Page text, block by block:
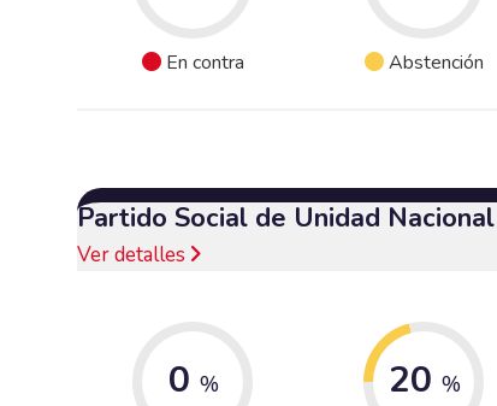
En contra Abstención
Partido Social de Unidad Nacional
Ver detalles
0 % 20 %